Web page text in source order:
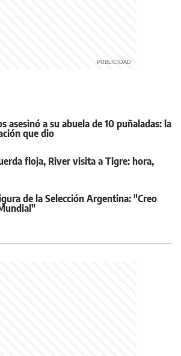
asesinó a su abuela de 10 puñaladas: la
que dio
floja, River visita a Tigre: hora,
de la Selección Argentina: "Creo